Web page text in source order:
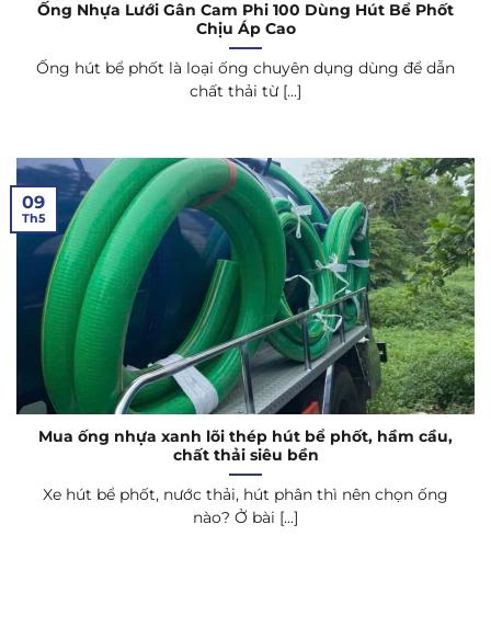
Ống Nhựa Lưới Gân Cam Phi 100 Dùng Hút Bể Phốt
Chịu Áp Cao
Ống hút bể phốt là loại ống chuyên dụng dùng để dẫn
chất thải từ [...]
Mua ống nhựa xanh lõi thép hút bể phốt, hầm cầu,
chất thải siêu bền
Xe hút bể phốt, nước thải, hút phân thì nên chọn ống
nào? Ở bài [...]
09
Th5